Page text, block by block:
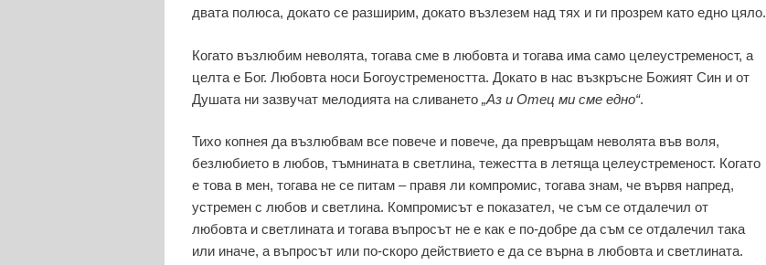
двата полюса, докато се разширим, докато възлезем над тях и ги прозрем като едно цяло.
Когато възлюбим неволята, тогава сме в любовта и тогава има само целеустременост, а
целта е Бог. Любовта носи Богоустремеността. Докато в нас възкръсне Божият Син и от
Душата ни зазвучат мелодията на сливането „Аз и Отец ми сме едно“.
Тихо копнея да възлюбвам все повече и повече, да превръщам неволята във воля,
безлюбието в любов, тъмнината в светлина, тежестта в летяща целеустременост. Когато
е това в мен, тогава не се питам – правя ли компромис, тогава знам, че вървя напред,
устремен с любов и светлина. Компромисът е показател, че съм се отдалечил от
любовта и светлината и тогава въпросът не е как е по-добре да съм се отдалечил така
или иначе, а въпросът или по-скоро действието е да се върна в любовта и светлината.